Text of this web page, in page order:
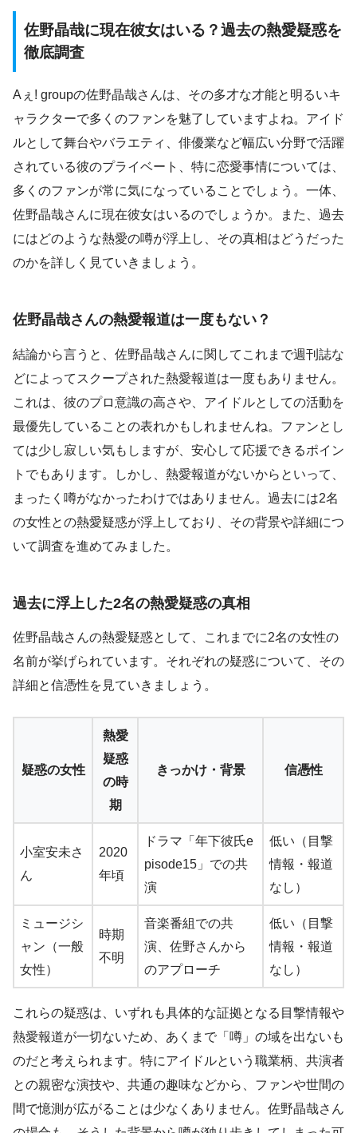
佐野晶哉に現在彼女はいる？過去の熱愛疑惑を
徹底調査
Aぇ! groupの佐野晶哉さんは、その多才な才能と明るいキ
ャラクターで多くのファンを魅了していますよね。アイド
ルとして舞台やバラエティ、俳優業など幅広い分野で活躍
されている彼のプライベート、特に恋愛事情については、
多くのファンが常に気になっていることでしょう。一体、
佐野晶哉さんに現在彼女はいるのでしょうか。また、過去
にはどのような熱愛の噂が浮上し、その真相はどうだった
のかを詳しく見ていきましょう。
佐野晶哉さんの熱愛報道は一度もない？
結論から言うと、佐野晶哉さんに関してこれまで週刊誌な
どによってスクープされた熱愛報道は一度もありません。
これは、彼のプロ意識の高さや、アイドルとしての活動を
最優先していることの表れかもしれませんね。ファンとし
ては少し寂しい気もしますが、安心して応援できるポイン
トでもあります。しかし、熱愛報道がないからといって、
まったく噂がなかったわけではありません。過去には2名
の女性との熱愛疑惑が浮上しており、その背景や詳細につ
いて調査を進めてみました。
過去に浮上した2名の熱愛疑惑の真相
佐野晶哉さんの熱愛疑惑として、これまでに2名の女性の
名前が挙げられています。それぞれの疑惑について、その
詳細と信憑性を見ていきましょう。
疑惑の女性
熱愛
疑惑
の時
期
きっかけ・背景 信憑性
小室安未さ
ん
2020
年頃
ドラマ「年下彼氏e
pisode15」での共
演
低い（目撃
情報・報道
なし）
ミュージシ
ャン（一般
女性）
時期
不明
音楽番組での共
演、佐野さんから
のアプローチ
低い（目撃
情報・報道
なし）
これらの疑惑は、いずれも具体的な証拠となる目撃情報や
熱愛報道が一切ないため、あくまで「噂」の域を出ないも
のだと考えられます。特にアイドルという職業柄、共演者
との親密な演技や、共通の趣味などから、ファンや世間の
間で憶測が広がることは少なくありません。佐野晶哉さん